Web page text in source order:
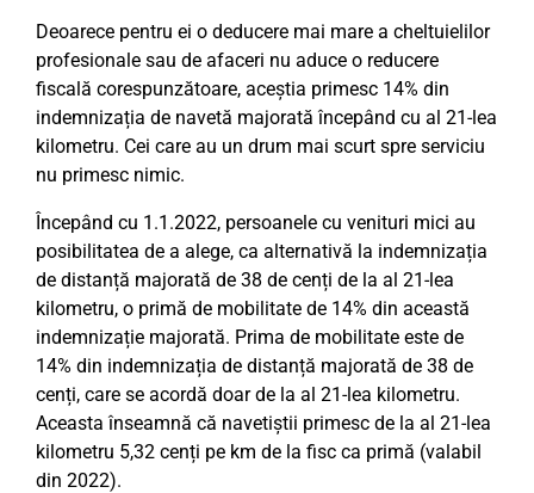
Deoarece pentru ei o deducere mai mare a cheltuielilor
profesionale sau de afaceri nu aduce o reducere
fiscală corespunzătoare, aceștia primesc 14% din
indemnizația de navetă majorată începând cu al 21-lea
kilometru. Cei care au un drum mai scurt spre serviciu
nu primesc nimic.
Începând cu 1.1.2022, persoanele cu venituri mici au
posibilitatea de a alege, ca alternativă la indemnizația
de distanță majorată de 38 de cenți de la al 21-lea
kilometru, o primă de mobilitate de 14% din această
indemnizație majorată. Prima de mobilitate este de
14% din indemnizația de distanță majorată de 38 de
cenți, care se acordă doar de la al 21-lea kilometru.
Aceasta înseamnă că navetiștii primesc de la al 21-lea
kilometru 5,32 cenți pe km de la fisc ca primă (valabil
din 2022).